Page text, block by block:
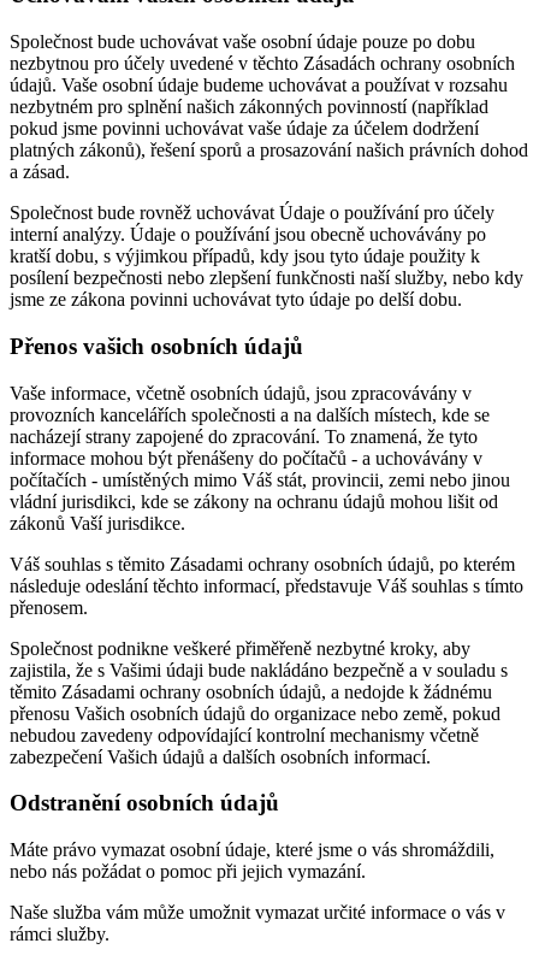
Společnost bude uchovávat vaše osobní údaje pouze po dobu
nezbytnou pro účely uvedené v těchto Zásadách ochrany osobních
údajů. Vaše osobní údaje budeme uchovávat a používat v rozsahu
nezbytném pro splnění našich zákonných povinností (například
pokud jsme povinni uchovávat vaše údaje za účelem dodržení
platných zákonů), řešení sporů a prosazování našich právních dohod
a zásad.
Společnost bude rovněž uchovávat Údaje o používání pro účely
interní analýzy. Údaje o používání jsou obecně uchovávány po
kratší dobu, s výjimkou případů, kdy jsou tyto údaje použity k
posílení bezpečnosti nebo zlepšení funkčnosti naší služby, nebo kdy
jsme ze zákona povinni uchovávat tyto údaje po delší dobu.
Přenos vašich osobních údajů
Vaše informace, včetně osobních údajů, jsou zpracovávány v
provozních kancelářích společnosti a na dalších místech, kde se
nacházejí strany zapojené do zpracování. To znamená, že tyto
informace mohou být přenášeny do počítačů - a uchovávány v
počítačích - umístěných mimo Váš stát, provincii, zemi nebo jinou
vládní jurisdikci, kde se zákony na ochranu údajů mohou lišit od
zákonů Vaší jurisdikce.
Váš souhlas s těmito Zásadami ochrany osobních údajů, po kterém
následuje odeslání těchto informací, představuje Váš souhlas s tímto
přenosem.
Společnost podnikne veškeré přiměřeně nezbytné kroky, aby
zajistila, že s Vašimi údaji bude nakládáno bezpečně a v souladu s
těmito Zásadami ochrany osobních údajů, a nedojde k žádnému
přenosu Vašich osobních údajů do organizace nebo země, pokud
nebudou zavedeny odpovídající kontrolní mechanismy včetně
zabezpečení Vašich údajů a dalších osobních informací.
Odstranění osobních údajů
Máte právo vymazat osobní údaje, které jsme o vás shromáždili,
nebo nás požádat o pomoc při jejich vymazání.
Naše služba vám může umožnit vymazat určité informace o vás v
rámci služby.